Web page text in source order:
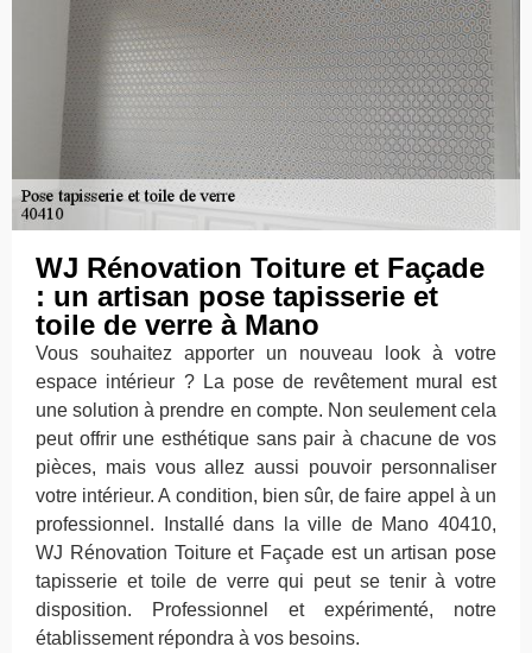
WJ Rénovation Toiture et Façade
: un artisan pose tapisserie et
toile de verre à Mano
Vous souhaitez apporter un nouveau look à votre
espace intérieur ? La pose de revêtement mural est
une solution à prendre en compte. Non seulement cela
peut offrir une esthétique sans pair à chacune de vos
pièces, mais vous allez aussi pouvoir personnaliser
votre intérieur. A condition, bien sûr, de faire appel à un
professionnel. Installé dans la ville de Mano 40410,
WJ Rénovation Toiture et Façade est un artisan pose
tapisserie et toile de verre qui peut se tenir à votre
disposition. Professionnel et expérimenté, notre
établissement répondra à vos besoins.